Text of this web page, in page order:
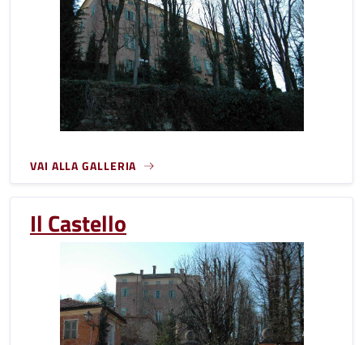
VAI ALLA GALLERIA
Il Castello